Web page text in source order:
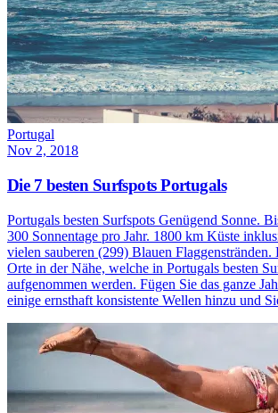
Portugal
Nov 2, 2018
Die 7 besten Surfspots Portugals
Portugals besten Surfspots Genügend Sonne.
300 Sonnentage pro Jahr. 1800 km Küste
vielen sauberen (299) Blauen
Orte in der Nähe, welche in Portugals besten
aufgenommen werden. Fügen Sie das ganze
einige ernsthaft konsistente Wellen hinzu und